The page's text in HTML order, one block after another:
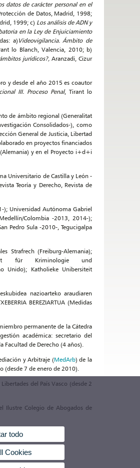
datos de carácter personal en el
de Datos, Madrid, 1998;
1999; c) Los análisis de ADN y
en la Ley de Enjuiciamiento
a)Videovigilancia. Ámbito de
lo Blanch, Valencia, 2010; b)
jurídicos?,Aranzadi, Cizur
y desde el año 2015 es coautor
III. Proceso Penal, Tirant lo
de ámbito regional (Generalitat
Consolidados-), como
General de Justicia, Libertad
en proyectos financiados
y en el Proyecto i+d+i
Universitario de Castilla y León -
Teoría y Derecho, Revista de
); Universidad Autónoma Gabriel
Colombia -2013, 2014-);
Pedro Sula -2010-, Tegucigalpa
Strafrech (Freiburg-Alemania);
Institut für Kriminologie und
Unido); Katholieke Unibersiteit
nazioarteko araudiaren
BEREZIARTUA (Medidas
permanente de la Cátedra
académica: secretario del
Facultad de Derecho (4 años).
y Arbitraje (MedArb) de la
(desde 7 de enero de 2010).
del País Vasco (desde 2
Ilustre Colegio de Abogados de
todo
Cookies